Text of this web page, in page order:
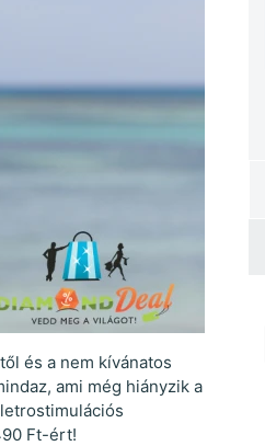
és a nem kívánatos
ami még hiányzik a
Ft-ért!